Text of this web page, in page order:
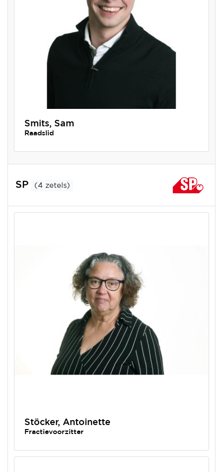
Smits, Sam
Raadslid
SP (4 zetels)
Stöcker, Antoinette
Fractievoorzitter